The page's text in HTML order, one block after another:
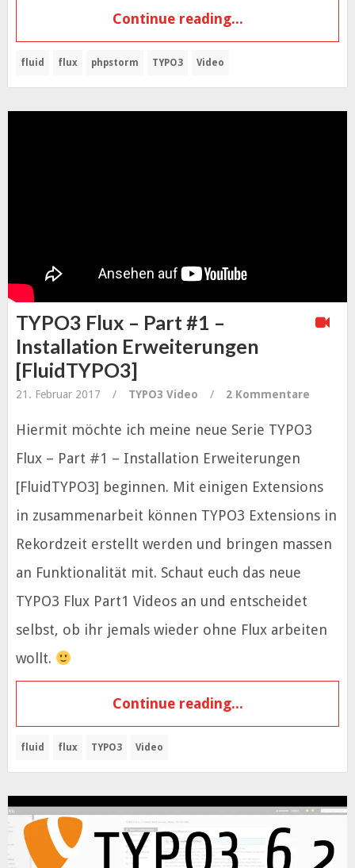
Continue reading...
fluid flux phpstorm TYPO3 Video
TYPO3 Flux – Part #1 –
Installation Erweiterungen
[FluidTYPO3]
21. Februar 2017 / TYPO3 Video / 2 Kommentare
Hiermit möchte ich meine neue Serie TYPO3
Flux – Part #1 – Installation Erweiterungen
[FluidTYPO3] beginnen. Mit einigen Extensions
in zusammenarbeit können TYPO3 Extensions in
Rekordzeit erstellt werden und bringen massen
an Funktionalität mit. Schaut euch das neue
TYPO3 Flux Part1 Videos an und entscheidet
selbst, ob ihr jemals wieder ohne Flux arbeiten
wollt.
Continue reading...
fluid flux TYPO3 Video